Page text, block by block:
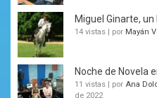
Miguel Ginarte,
14 vistas | por Mayán
Noche de Novela
11 vistas | por Ana
de 2022